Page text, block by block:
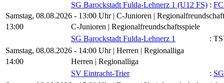
SG Barockstadt Fulda-Lehnerz 1 (U12 FS) :
Samstag, 08.08.2026 - 13:00 Uhr | C-Junioren |
13:00
C-Junioren | Regionalfreundschaftsspiele
SG Barockstadt Fulda-Lehnerz 1
:
Samstag, 08.08.2026 - 14:00 Uhr | Herren | Regionalliga
14:00
Herren | Regionalliga
SV Eintracht-Trier
: